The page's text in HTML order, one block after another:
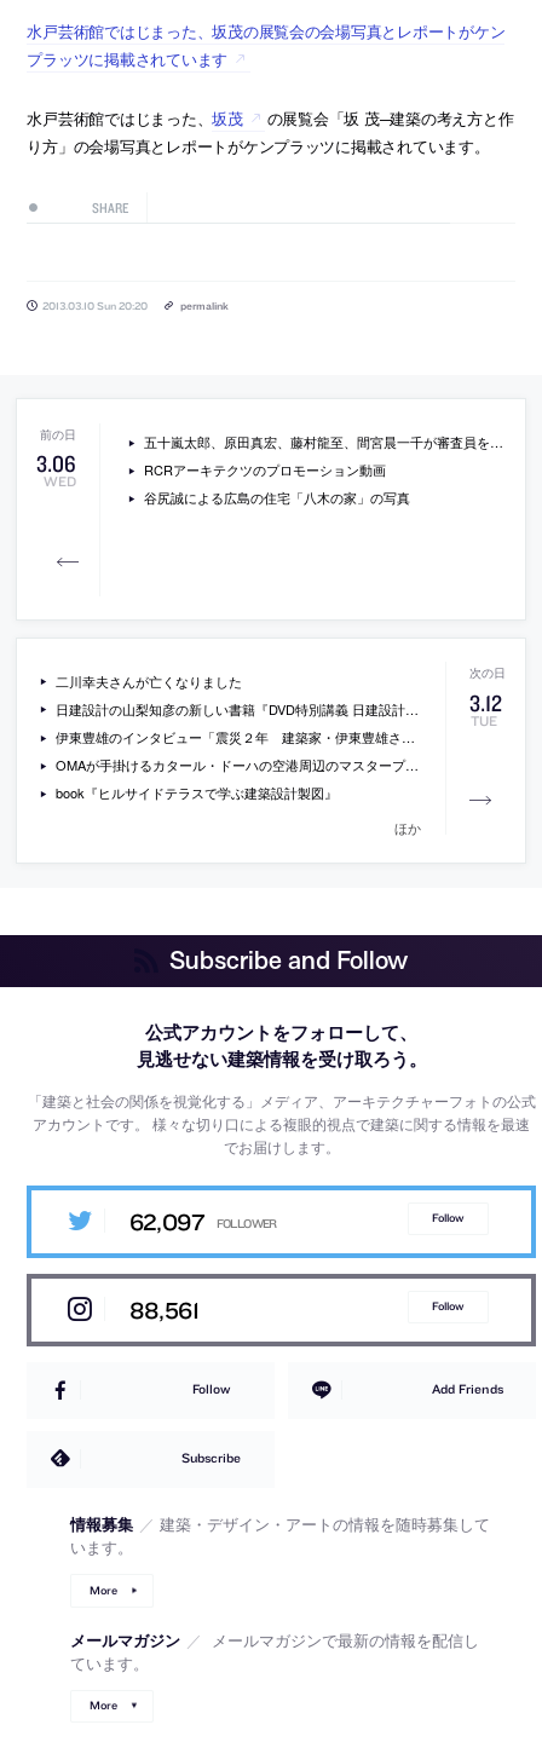
水戸芸術館ではじまった、坂茂の展覧会の会場写真とレポートがケン
プラッツに掲載されています
水戸芸術館ではじまった、坂茂
の展覧会「坂 茂─建築の考え方と作
り方」の会場写真とレポートがケンプラッツに掲載されています。
SHARE
2013.03.10 Sun 20:20 permalink
3.06
WED
五十嵐太郎、原田真宏、藤村龍至、間宮晨一千が審査員を務める学生対象の実施コンペ「未来の風景をつくる」が開催
RCRアーキテクツのプロモーション動画
谷尻誠による広島の住宅「八木の家」の写真
3.12
TUE
二川幸夫さんが亡くなりました
日建設計の山梨知彦の新しい書籍『DVD特別講義 日建設計・山梨知彦のプレゼンの極意』
伊東豊雄のインタビュー「震災２年 建築家・伊東豊雄さんに聞く 「開かれた」東北が最先端モデルに」
OMAが手掛けるカタール・ドーハの空港周辺のマスタープランの画像
book『ヒルサイドテラスで学ぶ建築設計製図』
ほか
Subscribe and Follow
公式アカウントをフォローして、
見逃せない建築情報を受け取ろう。
「建築と社会の関係を視覚化する」メディア、アーキテクチャーフォトの公式
アカウントです。様々な切り口による複眼的視点で建築に関する情報を最速
でお届けします。
62,097 Follow
88,561 Follow
Follow Add Friends
Subscribe
情報募集 ／ 建築・デザイン・アートの情報を随時募集して
います。
More
メールマガジン ／
メールマガジンで最新の情報を配信し
ています。
More